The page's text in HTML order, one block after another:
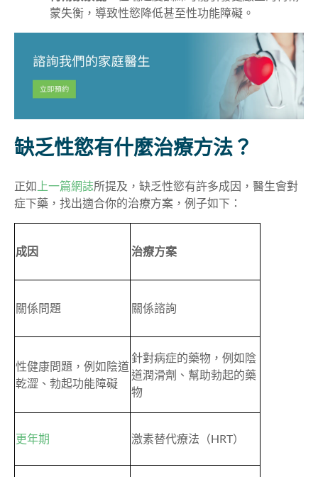
蒙失衡，導致性慾降低甚至性功能障礙。
缺乏性慾有什麼治療方法？
正如 上一篇網誌所提及，缺乏性慾有許多成因，醫生會對
症下藥，找出適合你的治療方案，例子如下：
成因 治療方案
關係問題 關係諮詢
性健康問題，例如陰道
乾澀、勃起功能障礙
針對病症的藥物，例如陰
道潤滑劑、幫助勃起的藥
物
更年期 激素替代療法（HRT）